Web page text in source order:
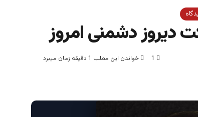
دیروز دشمنی امروز
1 خواندن این مطلب 1 دقیقه زمان میبرد